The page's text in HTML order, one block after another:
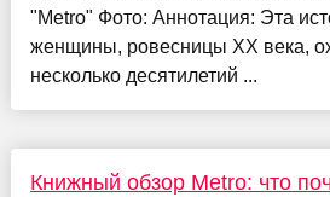
"Metro" Фото: Аннотация: Эта
женщины, ровесницы XX века,
несколько десятилетий ...
Книжный обзор Metro: что